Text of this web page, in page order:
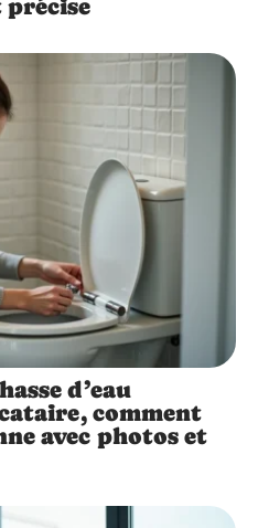
précise
d’eau
comment
avec photos et